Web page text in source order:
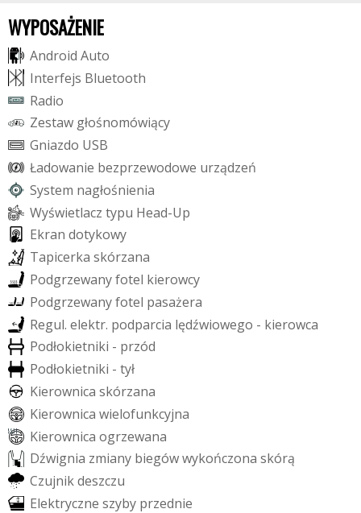
WYPOSAŻENIE
Android Auto
Interfejs Bluetooth
Radio
Zestaw głośnomówiący
Gniazdo USB
Ładowanie bezprzewodowe urządzeń
System nagłośnienia
Wyświetlacz typu Head-Up
Ekran dotykowy
Tapicerka skórzana
Podgrzewanyfotel kierowcy
Podgrzewanyfotel pasażera
Regul. elektr. podparcia lędźwiowego - kierowca
Podłokietniki - przód
Podłokietniki - tył
Kierownica skórzana
Kierownica wielofunkcyjna
Kierownica ogrzewana
Dźwignia zmiany biegówwykończona skórą
Czujnikdeszczu
Elektryczne szyby przednie